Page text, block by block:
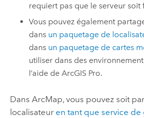
requiert pas que le serveur
Vous pouvez également
dans un paquetage de
dans un paquetage de cartes
utiliser dans des
l’aide deArcGIS Pro.
Dans ArcMap, vous pouvez soit
localisateur en tant que service